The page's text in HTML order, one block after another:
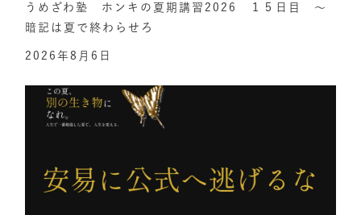
うめざわ塾 ホンキの夏期講習2026 １５日目 ～
暗記は夏で終わらせろ
2026年8月6日